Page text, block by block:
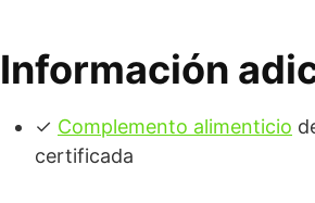
Información
✓ Complemento alimenticio
certificada